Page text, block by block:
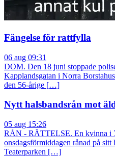
Fängelse för rattfylla
06 aug 09:31
DOM. Den 18 juni stoppade
Kapplandsgatan i Norra
den 56-årige […]
Nytt halsbandsrån mot
05 aug 15:26
RÅN - RÄTTELSE. En kvinna i
onsdagsförmiddagen rånad på
Teaterparken […]